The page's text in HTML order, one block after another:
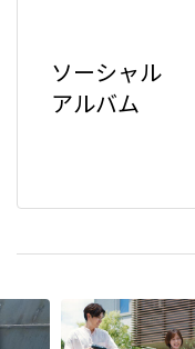
ソーシャル
アルバム